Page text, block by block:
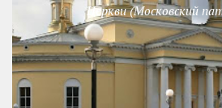
Церкви (Московский